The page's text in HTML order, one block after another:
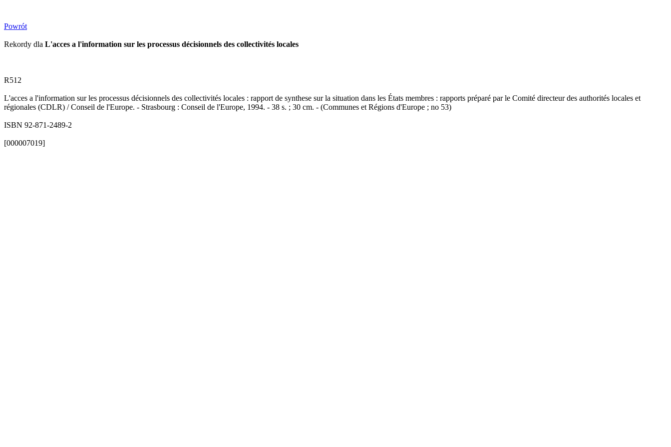
Powrót
Rekordy dla L'acces a l'information sur les processus décisionnels des collectivités locales
R512
L'acces a l'information sur les processus décisionnels des collectivités locales : rapport de synthese sur la situation dans les États membres : rapports préparé par le Comité directeur des authorités locales et
régionales (CDLR) / Conseil de l'Europe. - Strasbourg : Conseil de l'Europe, 1994. - 38 s. ; 30 cm. - (Communes et Régions d'Europe ; no 53)
ISBN 92-871-2489-2
[000007019]